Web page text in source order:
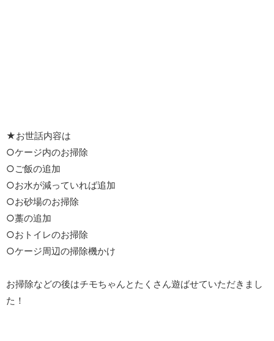
★お世話内容は
○ケージ内のお掃除
○ご飯の追加
○お水が減っていれば追加
○お砂場のお掃除
○藁の追加
○おトイレのお掃除
○ケージ周辺の掃除機かけ
お掃除などの後はチモちゃんとたくさん遊ばせていただきまし
た！